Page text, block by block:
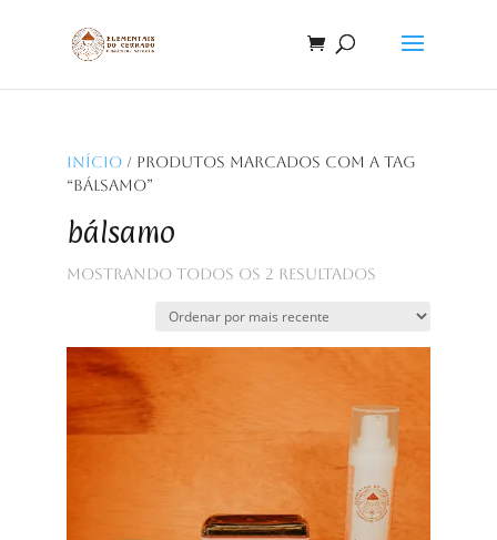
Início/ Produtos marcados com a tag
“bálsamo”
bálsamo
Mostrando todos os 2 resultadosClassificado